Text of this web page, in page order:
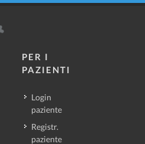
PER I
PAZIENTI
Login
paziente
Registr.
paziente